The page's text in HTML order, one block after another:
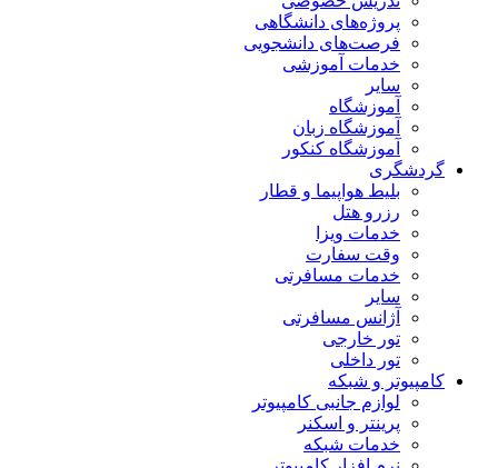
پروژه‌های دانشگاهی
فرصت‌های دانشجویی
خدمات آموزشی
سایر
آموزشگاه
آموزشگاه زبان
آموزشگاه کنکور
گردشگری
بلیط هواپیما و قطار
رزرو هتل
خدمات ویزا
وقت سفارت
خدمات مسافرتی
سایر
آژانس مسافرتی
تور خارجی
تور داخلی
کامپیوتر و شبکه
لوازم جانبی کامپیوتر
پرینتر و اسکنر
خدمات شبکه